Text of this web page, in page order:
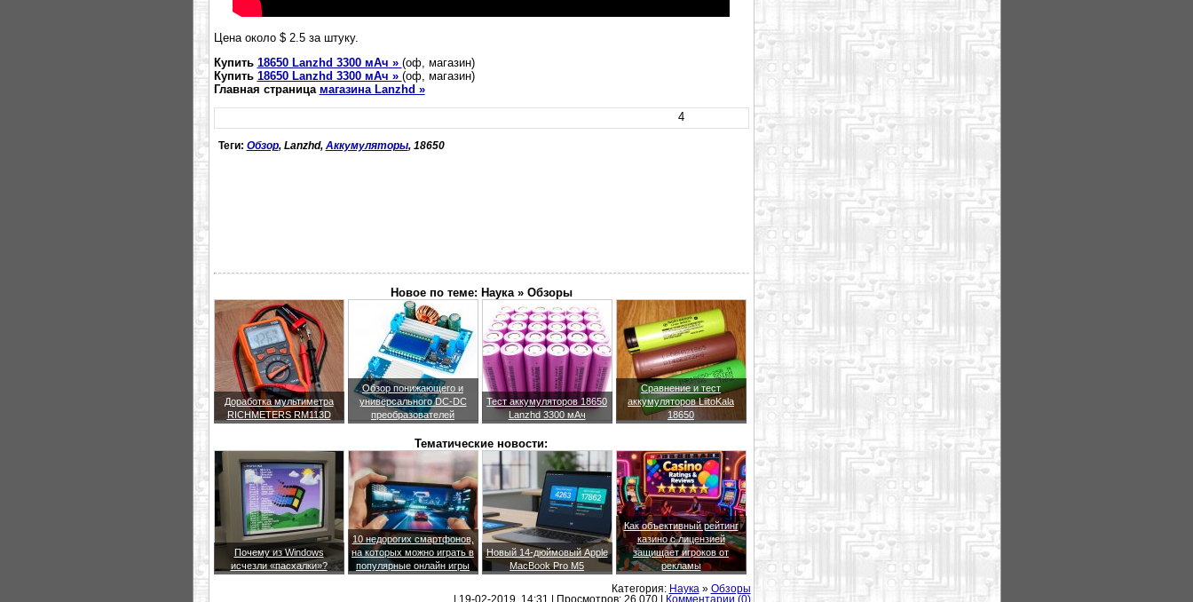
Цена около $ 2.5 за штуку.
Купить 18650 Lanzhd 3300 мАч » (оф, магазин)
Купить 18650 Lanzhd 3300 мАч » (оф, магазин)
Главная страница магазина Lanzhd »
4
Теги: Обзор, Lanzhd, Аккумуляторы, 18650
Новое по теме: Наука » Обзоры
Доработка мультиметра
RICHMETERS RM113D
Обзор понижающего и
универсального DC-DC
преобразователей
Тест аккумуляторов 18650
Lanzhd 3300 мАч
Сравнение и тест
аккумуляторов LiitoKala
18650
Тематические новости:
Почему из Windows
исчезли «пасхалки»?
10 недорогих смартфонов,
на которых можно играть в
популярные онлайн игры
Новый 14-дюймовый Apple
MacBook Pro M5
Как объективный рейтинг
казино с лицензией
защищает игроков от
рекламы
Категория: Наука » Обзоры
| 19-02-2019, 14:31 | Просмотров: 26 070 |
Комментарии (0)